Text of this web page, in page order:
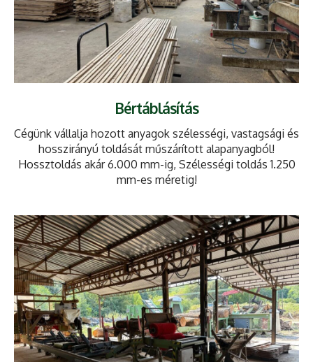
Bértáblásítás
Cégünk vállalja hozott anyagok szélességi, vastagsági és
hosszirányú toldását műszárított alapanyagból!
Hossztoldás akár 6.000 mm-ig, Szélességi toldás 1.250
mm-es méretig!